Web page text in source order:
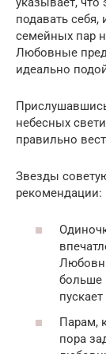
подавать
семейных пар
Любовные
идеально
небесных
правильно
Звезды
рекомендации:
больше
Парам,
пора